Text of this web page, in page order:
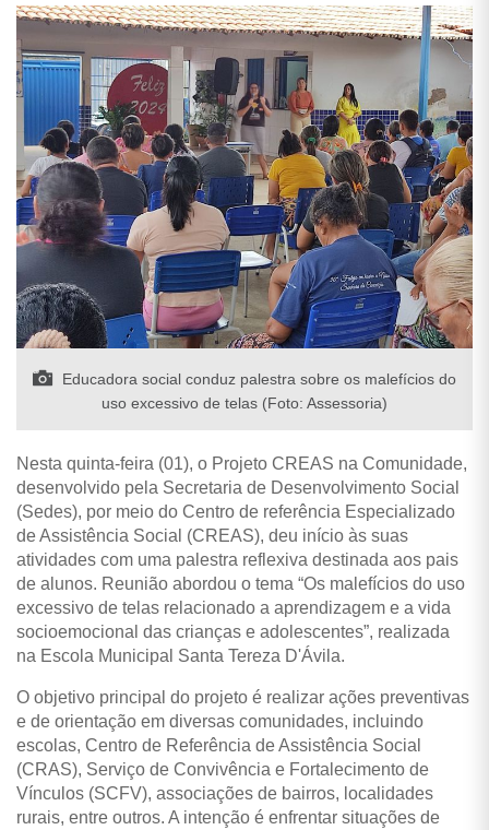
Educadora social conduz palestra sobre os malefícios do
uso excessivo de telas (Foto: Assessoria)
Nesta quinta-feira (01), o Projeto CREAS na Comunidade,
desenvolvido pela Secretaria de Desenvolvimento Social
(Sedes), por meio do Centro de referência Especializado
de Assistência Social (CREAS), deu início às suas
atividades com uma palestra reflexiva destinada aos pais
de alunos. Reunião abordou o tema “Os malefícios do uso
excessivo de telas relacionado a aprendizagem e a vida
socioemocional das crianças e adolescentes”, realizada
na Escola Municipal Santa Tereza D'Ávila.
O objetivo principal do projeto é realizar ações preventivas
e de orientação em diversas comunidades, incluindo
escolas, Centro de Referência de Assistência Social
(CRAS), Serviço de Convivência e Fortalecimento de
Vínculos (SCFV), associações de bairros, localidades
rurais, entre outros. A intenção é enfrentar situações de